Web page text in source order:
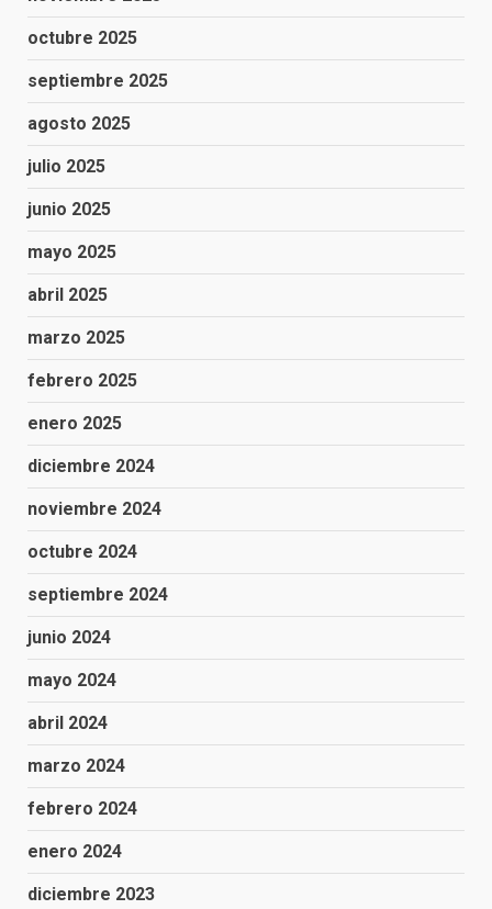
octubre 2025
septiembre 2025
agosto 2025
julio 2025
junio 2025
mayo 2025
abril 2025
marzo 2025
febrero 2025
enero 2025
diciembre 2024
noviembre 2024
octubre 2024
septiembre 2024
junio 2024
mayo 2024
abril 2024
marzo 2024
febrero 2024
enero 2024
diciembre 2023